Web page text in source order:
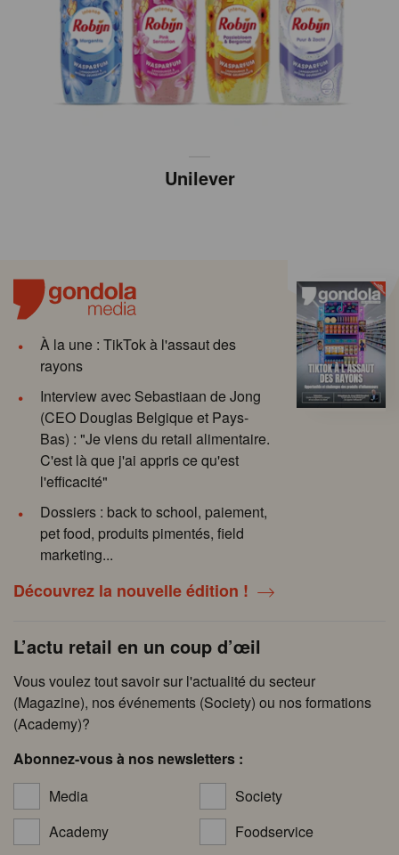
Unilever
À la une : TikTok à l'assaut des
rayons
Interview avec Sebastiaan de Jong
(CEO Douglas Belgique et Pays-
Bas) : "Je viens du retail alimentaire.
C'est là que j'ai appris ce qu'est
l'efficacité"
Dossiers : back to school, paiement,
pet food, produits pimentés, field
marketing...
Découvrez la nouvelle édition !
L’actu retail en un coup d’œil
Vous voulez tout savoir sur l'actualité du secteur
(Magazine), nos événements (Society) ou nos formations
(Academy)?
Abonnez-vous à nos newsletters :
Media
Society
Academy
Foodservice